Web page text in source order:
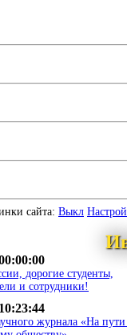
сайта: Выкл
дорогие студенты,
и сотрудники!
10:23:44
журнала «На